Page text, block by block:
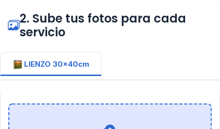
2. Sube tus fotos para cada
servicio
LIENZO 30x40cm